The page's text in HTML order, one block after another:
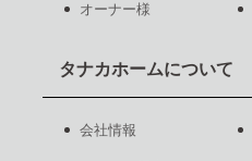
オーナー様
タナカホームについて
会社情報